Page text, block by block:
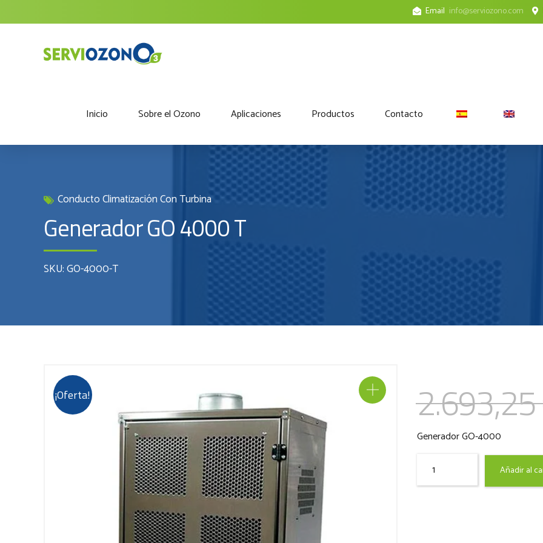
Email info@serviozono.com
Inicio Sobre el Ozono Aplicaciones Productos Contacto
Conducto Climatización Con Turbina
Generador GO 4000 T
SKU: GO-4000-T
¡Oferta! 2.693,25
Generador GO-4000
Añadir al